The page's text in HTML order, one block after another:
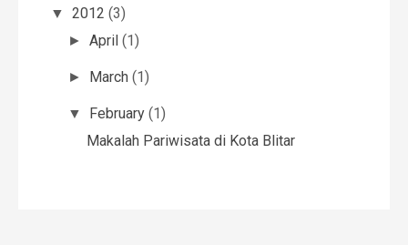
▼ 2012 (3)
►April(1)
► March(1)
▼ February(1)
Makalah Pariwisata di Kota Blitar